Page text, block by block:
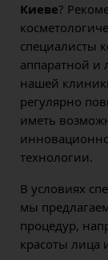
Киеве?
специалисты
аппаратной и
нашей
регулярно
иметь
технологии.
В условиях
мы
процедур,
красоты лица